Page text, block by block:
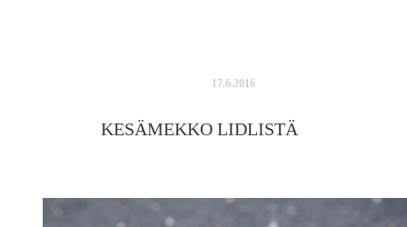
17.6.2016
KESÄMEKKO LIDLISTÄ